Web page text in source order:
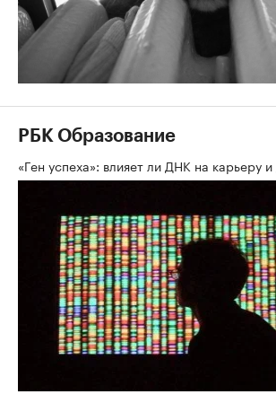
РБК Образование
«Ген успеха»: влияет ли ДНК на карьеру и